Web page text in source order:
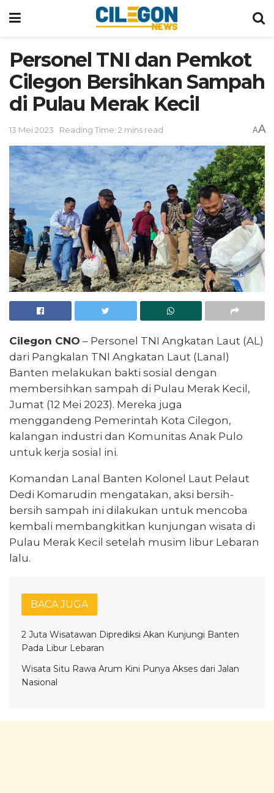
Personel TNI dan Pemkot
Cilegon Bersihkan Sampah
di Pulau Merak Kecil
13 Mei 2023 Reading Time: 2 mins read AA
Cilegon CNO – Personel TNI Angkatan Laut (AL)
dari Pangkalan TNI Angkatan Laut (Lanal)
Banten melakukan bakti sosial dengan
membersihkan sampah di Pulau Merak Kecil,
Jumat (12 Mei 2023). Mereka juga
menggandeng Pemerintah Kota Cilegon,
kalangan industri dan Komunitas Anak Pulo
untuk kerja sosial ini.
Komandan Lanal Banten Kolonel Laut Pelaut
Dedi Komarudin mengatakan, aksi bersih-
bersih sampah ini dilakukan untuk mencoba
kembali membangkitkan kunjungan wisata di
Pulau Merak Kecil setelah musim libur Lebaran
lalu.
BACA JUGA
2 Juta Wisatawan Diprediksi Akan Kunjungi Banten
Pada Libur Lebaran
Wisata Situ Rawa Arum Kini Punya Akses dari Jalan
Nasional